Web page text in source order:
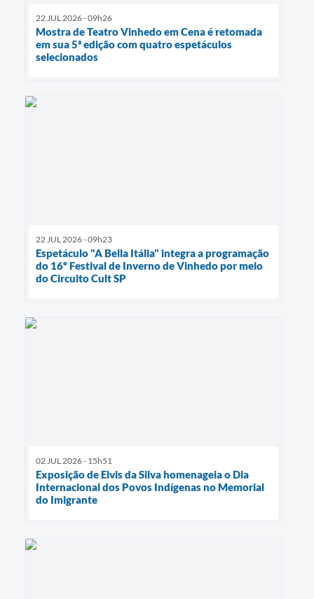
22 JUL 2026 - 09h26
Mostra de Teatro Vinhedo em Cena é retomada
em sua 5ª edição com quatro espetáculos
selecionados
22 JUL 2026 - 09h23
Espetáculo "A Bella Itália" integra a programação
do 16º Festival de Inverno de Vinhedo por meio
do Circuito Cult SP
02 JUL 2026 - 15h51
Exposição de Elvis da Silva homenageia o Dia
Internacional dos Povos Indígenas no Memorial
do Imigrante